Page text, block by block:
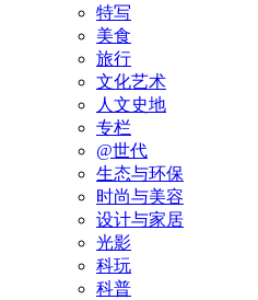
特写
美食
旅行
文化艺术
人文史地
专栏
@世代
生态与环保
时尚与美容
设计与家居
光影
科玩
科普